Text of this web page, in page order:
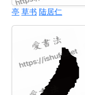
亭 草书 陆居仁